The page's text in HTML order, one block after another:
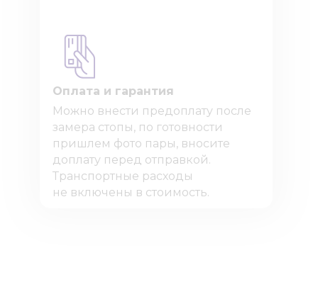
Оплата и гарантия
Можно внести предоплату после
замера стопы, по готовности
пришлем фото пары, вносите
доплату перед отправкой.
Транспортные расходы
не включены в стоимость.